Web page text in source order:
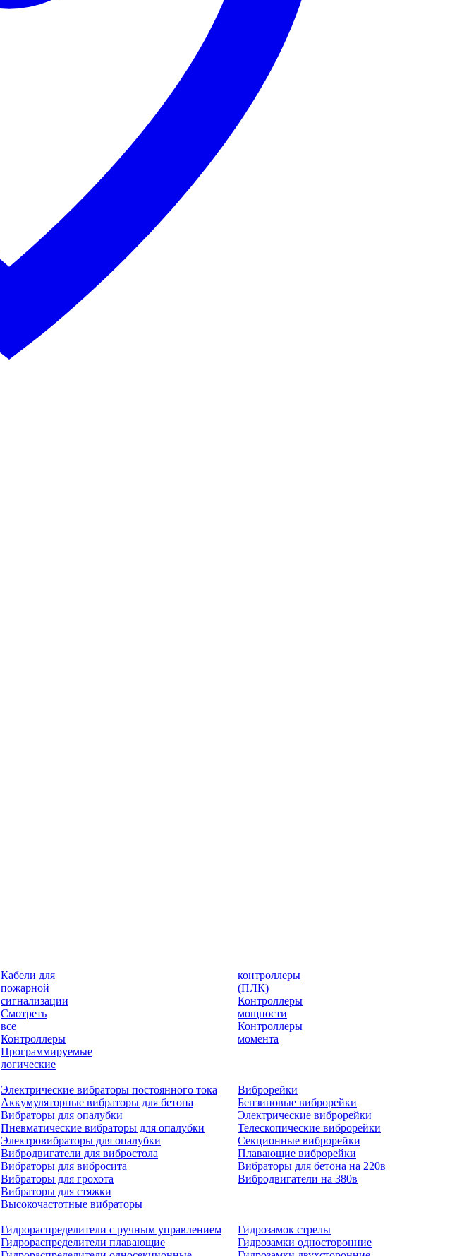
Кабели для
пожарной
сигнализации
Смотреть
все
Контроллеры
Программируемые
логические
контроллеры
(ПЛК)
Контроллеры
мощности
Контроллеры
момента
Электрические вибраторы постоянного тока
Аккумуляторные вибраторы для бетона
Вибраторы для опалубки
Пневматические вибраторы для опалубки
Электровибраторы для опалубки
Вибродвигатели для вибростола
Вибраторы для вибросита
Вибраторы для грохота
Вибраторы для стяжки
Высокочастотные вибраторы
Виброрейки
Бензиновые виброрейки
Электрические виброрейки
Телескопические виброрейки
Секционные виброрейки
Плавающие виброрейки
Вибраторы для бетона на 220в
Вибродвигатели на 380в
Гидрораспределители с ручным управлением
Гидрораспределители плавающие
Гидрозамок стрелы
Гидрозамки односторонние